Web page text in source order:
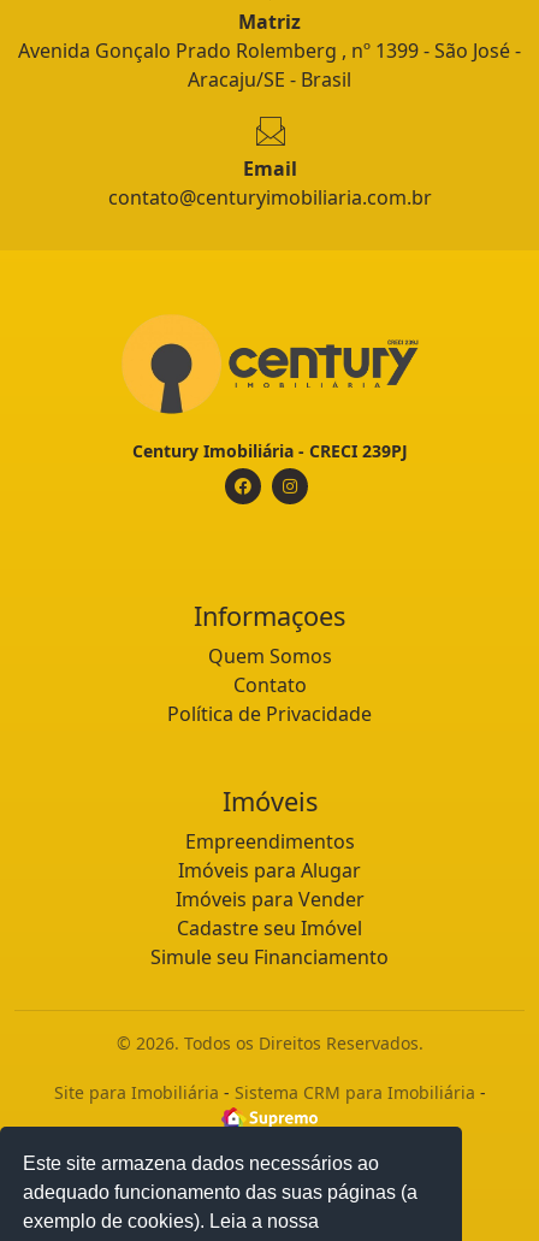
Este site armazena dados necessários ao
adequado funcionamento das suas páginas (a
exemplo de cookies). Leia a nossa
Matriz
Avenida Gonçalo Prado Rolemberg , nº 1399 - São José -
Aracaju/SE - Brasil
Email
contato@centuryimobiliaria.com.br
Century Imobiliária - CRECI 239PJ
Informaçoes
Quem Somos
Contato
Política de Privacidade
Imóveis
Empreendimentos
Imóveis para Alugar
Imóveis para Vender
Cadastre seu Imóvel
Simule seu Financiamento
© 2026. Todos os Direitos Reservados.
Site para Imobiliária - Sistema CRM para Imobiliária -